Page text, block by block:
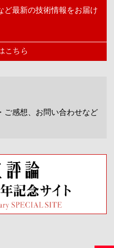
ど最新の技術情報をお届け
こちら
ご感想、お問い合わせなど